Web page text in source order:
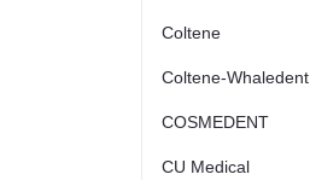
Coltene
Coltene-Whaledent
COSMEDENT
CU Medical